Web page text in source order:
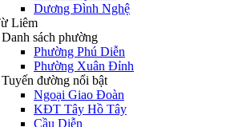
Dương Đình Nghệ
Liêm
Danh sách phường
Phường Phú Diễn
Phường Xuân Đỉnh
Tuyến đường nổi bật
Ngoại Giao Đoàn
KĐT Tây Hồ Tây
Cầu Diễn